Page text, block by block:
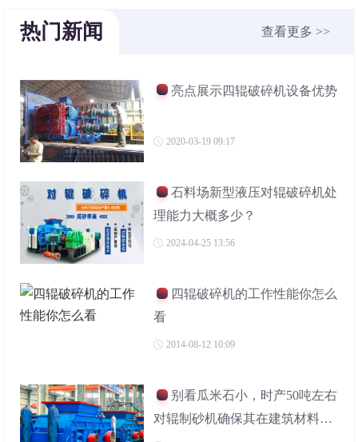
热门新闻 查看更多 >>
亮点展示四辊破碎机设备优势
2020-03-19 09:17
石料场新型液压对辊破碎机处
理能力大概多少？
2024-04-25 13:56
四辊破碎机的工作性能你怎么
看
2014-08-12 10:09
别看瓜米石小，时产50吨左右
对辊制砂机确保其在建筑材料中